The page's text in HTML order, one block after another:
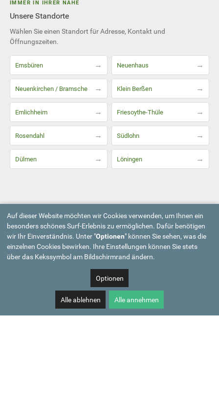
IMMER IN IHRER NÄHE
Unsere Standorte
Wählen Sie einen Standort für Adresse, Kontakt und
Öffnungszeiten.
Emsbüren → Neuenhaus →
Neuenkirchen / Bramsche → Klein Berßen →
Emlichheim → Friesoythe-Thüle →
Rosendahl → Südlohn →
Dülmen → Löningen →
Auf dieser Website möchten wir Cookies verwenden, um Ihnen ein
besonders schönes Surf-Erlebnis zu ermöglichen. Dafür benötigen
wir Ihr Einverständnis. Unter "Optionen" können Sie sehen, was die
einzelnen Cookies bewirken. Ihre Einstellungen können Sie stets
über das Kekssymbol am Bildschirmrand ändern.
Optionen
Alle ablehnen Alle annehmen